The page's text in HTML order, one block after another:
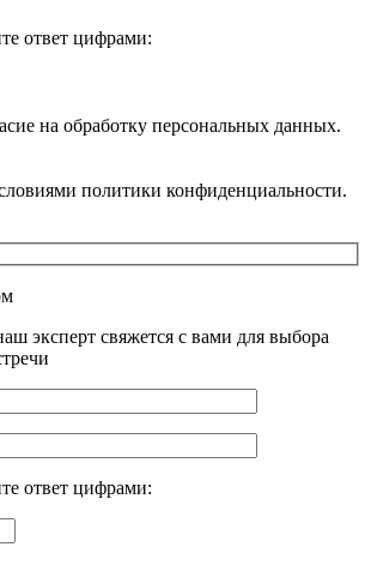
ответ цифрами:
на обработку персональных данных.
политики конфиденциальности.
эксперт свяжется с вами для выбора
ответ цифрами: